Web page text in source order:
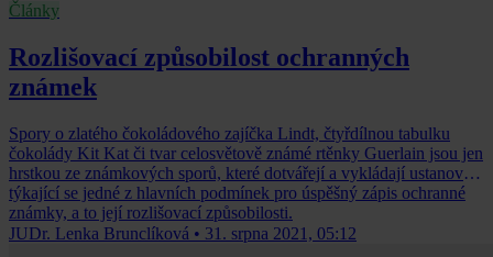
Články
Rozlišovací způsobilost ochranných
známek
Spory o zlatého čokoládového zajíčka Lindt, čtyřdílnou tabulku
čokolády Kit Kat či tvar celosvětově známé rtěnky Guerlain jsou jen
hrstkou ze známkových sporů, které dotvářejí a vykládají ustanovení
týkající se jedné z hlavních podmínek pro úspěšný zápis ochranné
známky, a to její rozlišovací způsobilosti.
JUDr. Lenka Brunclíková • 31. srpna 2021, 05:12